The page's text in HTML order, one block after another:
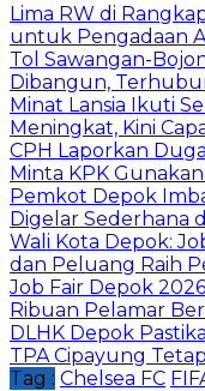
Lima RW di
untuk Pengadaan
Tol Sawangan-
Dibangun,
Minat Lansia Ikuti
Meningkat, Kini
CPH Laporkan
Minta KPK
Pemkot Depok
Digelar Sederhana
Wali Kota Depok:
dan Peluang Raih
Job Fair Depok
Ribuan Pelamar
DLHK Depok
TPA Cipayung
Tag : Chelsea FC